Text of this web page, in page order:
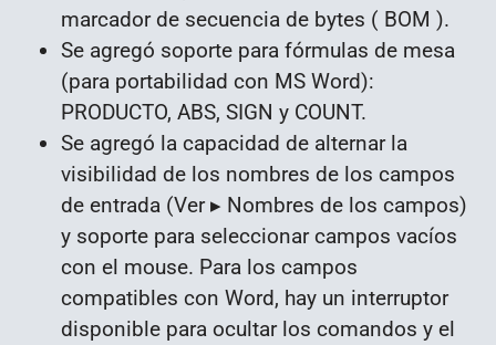
marcador de secuencia de bytes ( BOM ).
Se agregó soporte para fórmulas de mesa
(para portabilidad con MS Word):
PRODUCTO, ABS, SIGN y COUNT.
Se agregó la capacidad de alternar la
visibilidad de los nombres de los campos
de entrada (Ver ▸ Nombres de los campos)
y soporte para seleccionar campos vacíos
con el mouse. Para los campos
compatibles con Word, hay un interruptor
disponible para ocultar los comandos y el